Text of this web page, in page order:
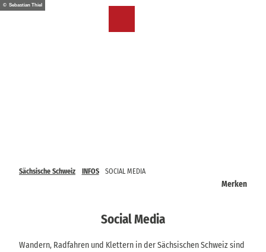
Z© Sebastian Thiel
Sächsische Schweiz INFOS SOCIAL MEDIA
Merken
Social Media
Wandern, Radfahren und Klettern in der Sächsischen Schweiz sind